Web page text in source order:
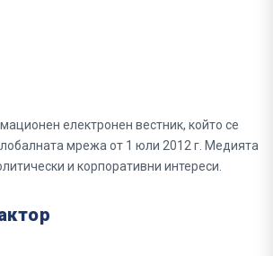
електронен вестник, който се
мрежа от 1 юли 2012 г. Медията
и корпоративни интереси.